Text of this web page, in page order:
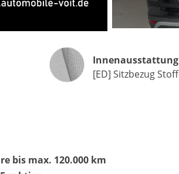
InnenausstattungInnenausstattung
[ED] Sitzbezug
bis max. 120.000 km